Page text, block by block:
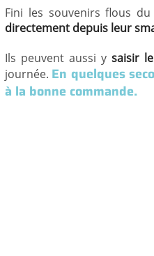
Fini les souvenirs flous
directement depuis leur
Ils peuvent aussi y saisir
journée. En quelques
à la bonne commande.